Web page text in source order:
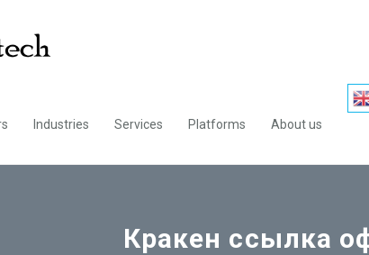
Industries Services Platforms About us
Кракен ссылка